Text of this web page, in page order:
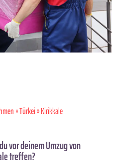
»Türkei» Kirikkale
vor deinem Umzug von
treffen?